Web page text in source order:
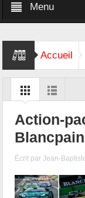
Menu
Accueil
Action-
Écrit parJean-